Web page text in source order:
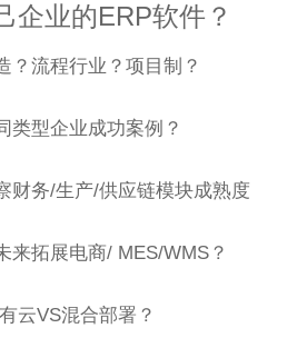
企业的ERP软件？
？流程行业？项目制？
类型企业成功案例？
财务/生产/供应链模块成熟度
来拓展电商/ MES/WMS？
云VS混合部署？